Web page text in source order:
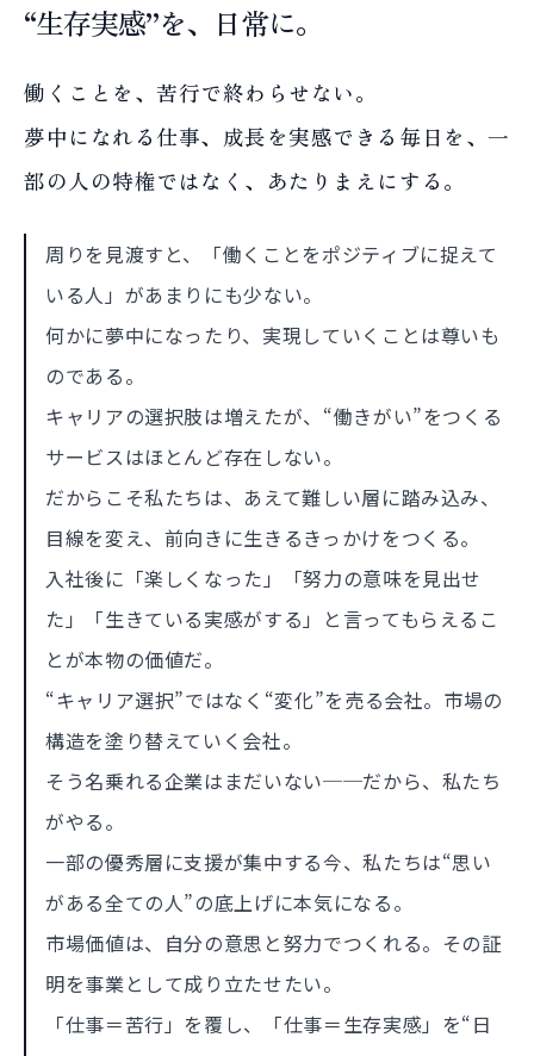
“生存実感”を、日常に。
働くことを、苦行で終わらせない。
夢中になれる仕事、成長を実感できる毎日を、一
部の人の特権ではなく、あたりまえにする。
周りを見渡すと、「働くことをポジティブに捉えて
いる人」があまりにも少ない。
何かに夢中になったり、実現していくことは尊いも
のである。
キャリアの選択肢は増えたが、“働きがい”をつくる
サービスはほとんど存在しない。
だからこそ私たちは、あえて難しい層に踏み込み、
目線を変え、前向きに生きるきっかけをつくる。
入社後に「楽しくなった」「努力の意味を見出せ
た」「生きている実感がする」と言ってもらえるこ
とが本物の価値だ。
“キャリア選択”ではなく“変化”を売る会社。市場の
構造を塗り替えていく会社。
そう名乗れる企業はまだいない──だから、私たち
がやる。
一部の優秀層に支援が集中する今、私たちは“思い
がある全ての人”の底上げに本気になる。
市場価値は、自分の意思と努力でつくれる。その証
明を事業として成り立たせたい。
「仕事＝苦行」を覆し、「仕事＝生存実感」を“日